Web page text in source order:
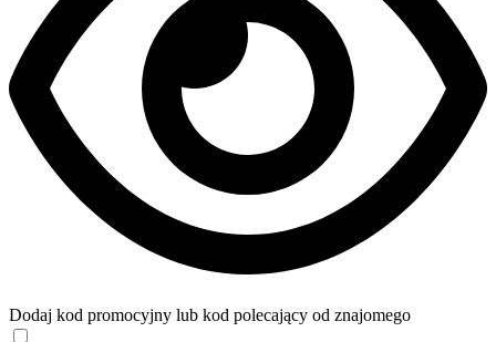
Dodaj kod promocyjny lub kod polecający od znajomego